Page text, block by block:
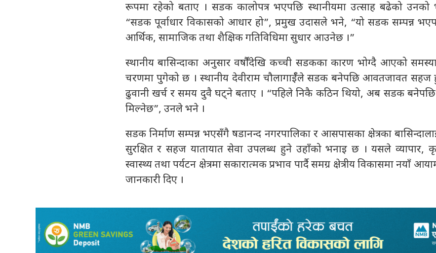
रूपमा रहेको बताए । सडक कालोपत्र भएपछि स्थानीयमा उत्साह बढेको
“सडक पूर्वाधार विकासको आधार हो”, प्रमुख उदासले भने, “यो सडक सम्पन्न
आर्थिक, सामाजिक तथा शैक्षिक गतिविधिमा सुधार आउनेछ ।”
स्थानीय बासिन्दाका अनुसार वर्षौँदेखि कच्ची सडकका कारण भोग्दै आएको
चरणमा पुगेको छ । स्थानीय देवीराम चौलागाईँले सडक बनेपछि आवतजावत सहज
ढुवानी खर्च र समय दुवै घट्ने बताए । “पहिले निकै कठिन थियो, अब सडक बनेपछि
मिल्नेछ”, उनले भने ।
सडक निर्माण सम्पन्न भएसँगै षडानन्द नगरपालिका र आसपासका क्षेत्रका
सुरक्षित र सहज यातायात सेवा उपलब्ध हुने उहाँको भनाइ छ । यसले व्यापार,
स्वास्थ्य तथा पर्यटन क्षेत्रमा सकारात्मक प्रभाव पार्दै समग्र क्षेत्रीय विकासमा नयाँ
जानकारी दिए ।